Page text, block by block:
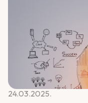
24.03.2025.